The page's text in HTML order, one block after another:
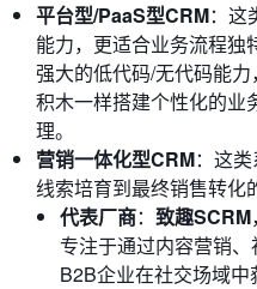
平台型/PaaS型CRM：这
能力，更适合业务流程独
强大的低代码/无代码能
积木一样搭建个性化的业
理。
营销一体化型CRM：这
线索培育到最终销售转化
代表厂商： 致趣SCRM
专注于通过内容营销
B2B企业在社交场域中